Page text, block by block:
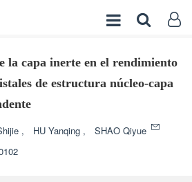
la capa inerte en el rendimiento
de estructura núcleo-capa
, HU Yanqing ,
SHAO Qiyue